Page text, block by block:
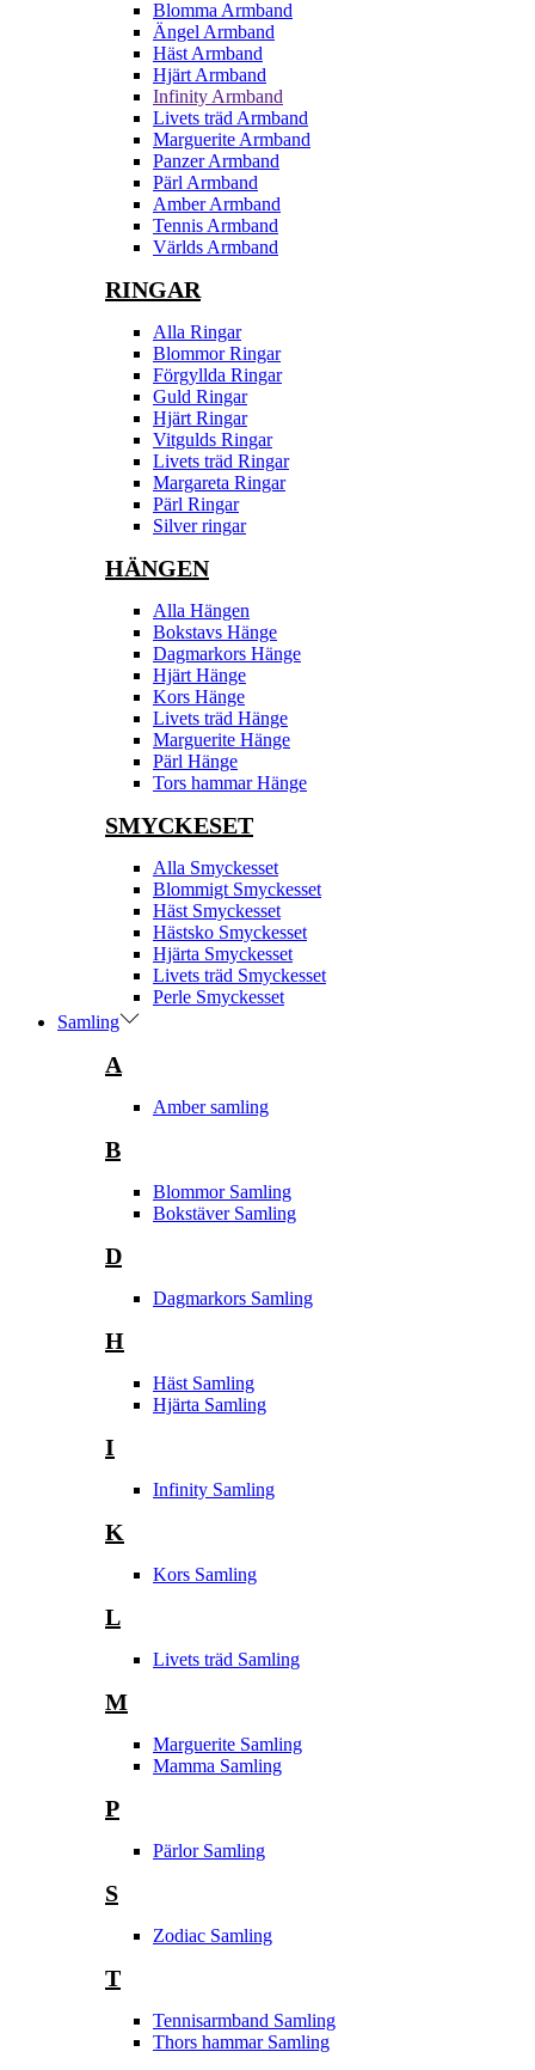
Blomma Armband
Ängel Armband
Häst Armband
Hjärt Armband
Infinity Armband
Livets träd Armband
Marguerite Armband
Panzer Armband
Pärl Armband
Amber Armband
Tennis Armband
Världs Armband
RINGAR
Alla Ringar
Blommor Ringar
Förgyllda Ringar
Guld Ringar
Hjärt Ringar
Vitgulds Ringar
Livets träd Ringar
Margareta Ringar
Pärl Ringar
Silver ringar
HÄNGEN
Alla Hängen
Bokstavs Hänge
Dagmarkors Hänge
Hjärt Hänge
Kors Hänge
Livets träd Hänge
Marguerite Hänge
Pärl Hänge
Tors hammar Hänge
SMYCKESET
Alla Smyckesset
Blommigt Smyckesset
Häst Smyckesset
Hästsko Smyckesset
Hjärta Smyckesset
Livets träd Smyckesset
Perle Smyckesset
Samling
A
Amber samling
B
Blommor Samling
Bokstäver Samling
D
Dagmarkors Samling
H
Häst Samling
Hjärta Samling
I
Infinity Samling
K
Kors Samling
L
Livets träd Samling
M
Marguerite Samling
Mamma Samling
P
Pärlor Samling
S
Zodiac Samling
T
Tennisarmband Samling
Thors hammar Samling